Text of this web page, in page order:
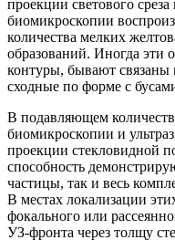
проекции светового
биомикроскопии
количества мелких
образований. Иногда
контуры, бывают связаны
сходные по форме с
В подавляющем
биомикроскопии и
проекции стекловидной
способность
частицы, так и весь
В местах локализации
фокального или
УЗ-фронта через толщу